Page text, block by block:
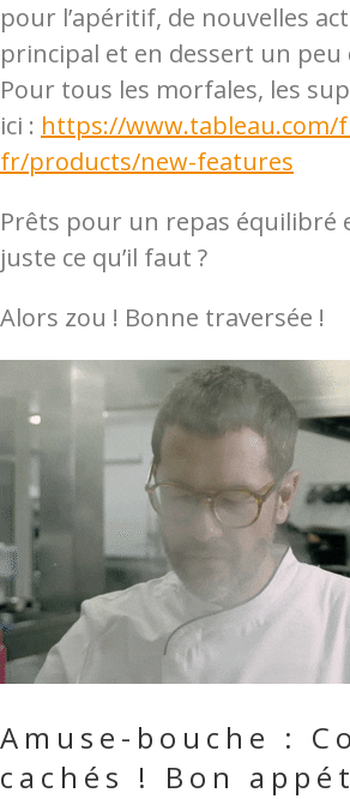
pour l’apéritif, de nouvelles
principal et en dessert un peu
Pour tous les morfales, les
ici : https://www.tableau.com/
fr/products/new-features
Prêts pour un repas équilibré
juste ce qu’il faut ?
Alors zou ! Bonne traversée !
Amuse-bouche :
cachés ! Bon